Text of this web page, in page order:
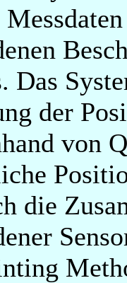
Das
der
von
die